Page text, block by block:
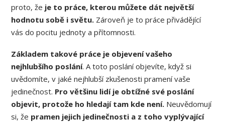
proto, že je to práce, kterou můžete dát největší
hodnotu sobě i světu. Zároveň je to práce přivádějící
vás do pocitu jednoty a přítomnosti.
Základem takové práce je objevení vašeho
nejhlubšího poslání. A toto poslání objevíte, když si
uvědomíte, v jaké nejhlubší zkušenosti pramení vaše
jedinečnost. Pro většinu lidí je obtížné své poslání
objevit, protože ho hledají tam kde není. Neuvědomují
si, že pramen jejich jedinečnosti a z toho vyplývající